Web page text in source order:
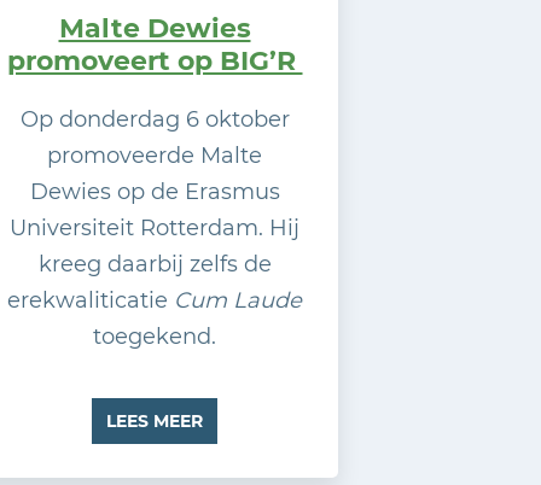
Malte Dewies
promoveert op BIG’R
Op donderdag 6 oktober
promoveerde Malte
Dewies op de Erasmus
Universiteit Rotterdam. Hij
kreeg daarbij zelfs de
erekwaliticatie Cum Laude
toegekend.
LEES MEER